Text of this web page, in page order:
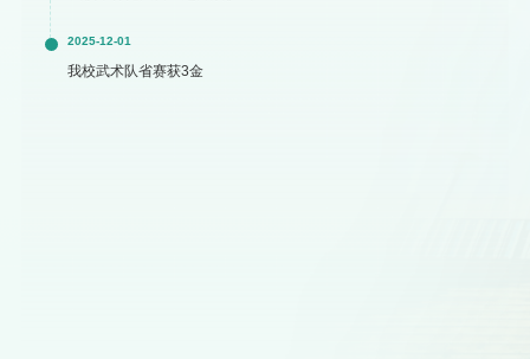
2025-12-01
我校武术队省赛获3金